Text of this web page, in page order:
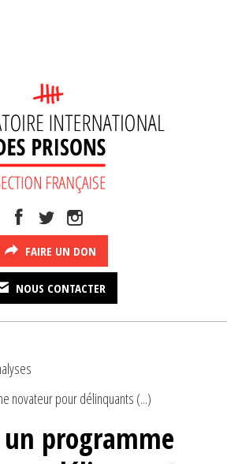
FAIRE UN DON
NOUS CONTACTER
novateur pour délinquants (...)
programme